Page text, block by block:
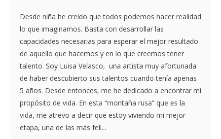
Desde niña he creído que todos podemos hacer realidad
lo que imaginamos. Basta con desarrollar las
capacidades necesarias para esperar el mejor resultado
de aquello que hacemos y en lo que creemos tener
talento. Soy Luisa Velasco, una artista muy afortunada
de haber descubierto sus talentos cuando tenía apenas
5 años. Desde entonces, me he dedicado a encontrar mi
propósito de vida. En esta “montaña rusa” que es la
vida, me atrevo a decir que estoy viviendo mi mejor
etapa, una de las más feli...